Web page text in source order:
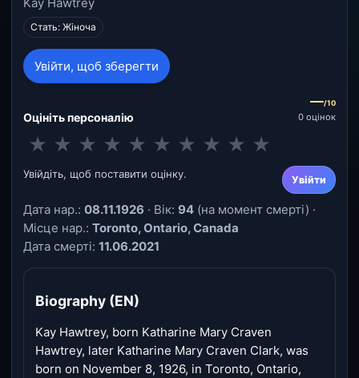
Стать: Жіноча
Увійти, щоб зберегти
Оцініть персоналію
—/10
0 оцінок
★ ★ ★ ★ ★ ★ ★ ★ ★ ★
Увійдіть, щоб поставити оцінку. Увійти
Дата нар.: 08.11.1926 · Вік: 94 (на момент смерті) ·
Місце нар.: Toronto, Ontario, Canada
Дата смерті: 11.06.2021
Biography (EN)
Kay Hawtrey, born Katharine Mary Craven
Hawtrey, later Katharine Mary Craven Clark, was
born on November 8, 1926, in Toronto, Ontario,